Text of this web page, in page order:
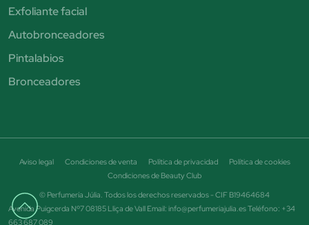
Exfoliante facial
Autobronceadores
Pintalabios
Bronceadores
© Perfumería Júlia. Todos los derechos reservados - CIF B19464684
Aviso legal Condiciones de venta Política de privacidad
Política de cookies
Condiciones de Beauty Club
Avenida Puigcerda Nº7 08185 Lliça de Vall Email: info@perfumeriajulia.es Teléfono: +34
663 687 089